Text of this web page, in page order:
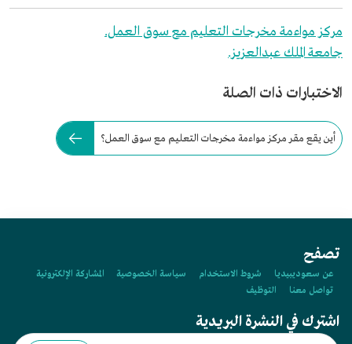
مركز مواءمة مخرجات التعليم مع سوق العمل.
جامعة الملك عبدالعزيز.
الاختبارات ذات الصلة
أين يقع مقر مركز مواءمة مخرجات التعليم مع سوق العمل؟
تصفح
عن سعوديبيديا شروط الاستخدام سياسة الخصوصية
المشاركة الإلكترونية
تواصل معنا
التوظيف
اشترك في النشرة البريدية